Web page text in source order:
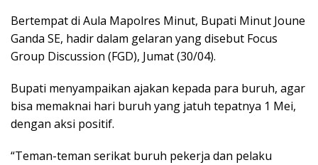
Bertempat di Aula Mapolres Minut, Bupati Minut Joune
Ganda SE, hadir dalam gelaran yang disebut Focus
Group Discussion (FGD), Jumat (30/04).
Bupati menyampaikan ajakan kepada para buruh, agar
bisa memaknai hari buruh yang jatuh tepatnya 1 Mei,
dengan aksi positif.
“Teman-teman serikat buruh pekerja dan pelaku